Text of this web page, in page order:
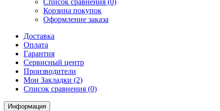
Список сравнения (0)
Корзина покупок
Оформление заказа
Доставка
Оплата
Гарантия
Сервисный центр
Производители
Мои Закладки (2)
Список сравнения (0)
Информация